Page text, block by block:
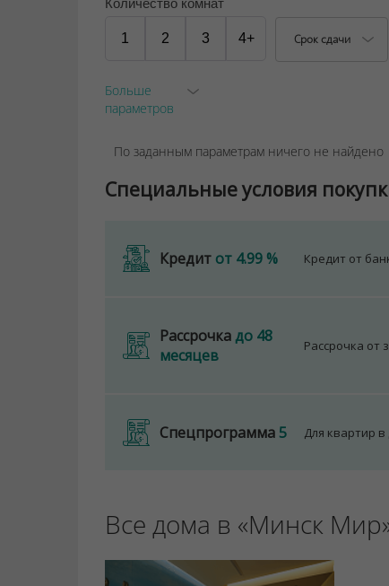
Количество комнат
1 2 3 4+ Срок сдачи
Больше
параметров
По заданным параметрам ничего не найдено
Специальные условия
Кредит от 4.99 % Кредит от
Рассрочкадо 48
месяцев
Рассрочка от
Спецпрограмма5 Для квартир
Все дома в «Минск